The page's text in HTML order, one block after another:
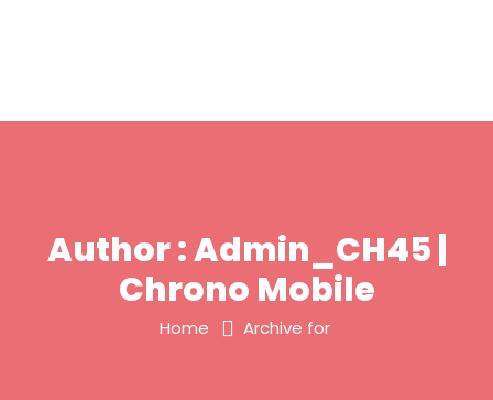
Author : Admin_CH45 |
Chrono Mobile
Home Archive for